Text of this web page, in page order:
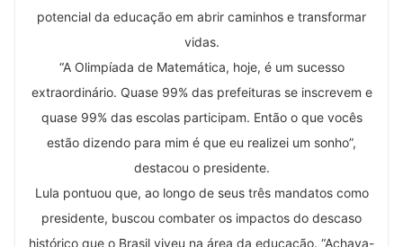
potencial da educação em abrir caminhos e transformar
vidas.
“A Olimpíada de Matemática, hoje, é um sucesso
extraordinário. Quase 99% das prefeituras se inscrevem e
quase 99% das escolas participam. Então o que vocês
estão dizendo para mim é que eu realizei um sonho”,
destacou o presidente.
Lula pontuou que, ao longo de seus três mandatos como
presidente, buscou combater os impactos do descaso
histórico que o Brasil viveu na área da educação. “Achava-